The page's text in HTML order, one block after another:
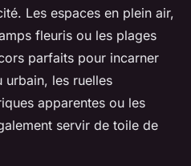
Les espaces en plein air,
fleuris ou les plages
parfaits pour incarner
urbain, les ruelles
apparentes ou les
servir de toile de